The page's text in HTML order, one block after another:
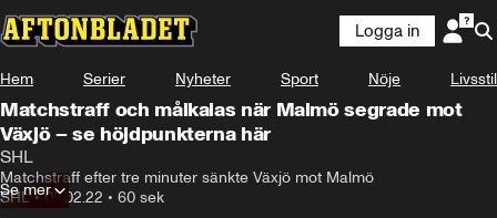
Logga in
Hem Serier Nyheter Sport Nöje Livsstil
Matchstraff och målkalas när Malmö segrade mot
Växjö – se höjdpunkterna här
SHL
Matchstraff efter tre minuter sänkte Växjö mot Malmö
SHL•05.02.22 • 60 sek
Se mer